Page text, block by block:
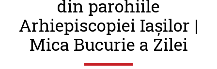
din parohiile
Arhiepiscopiei Iașilor |
Mica Bucurie a Zilei